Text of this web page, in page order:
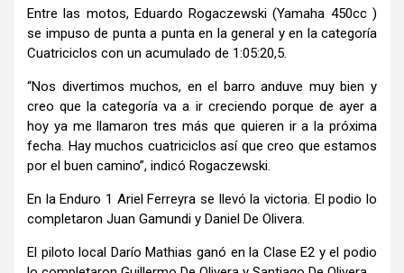
Entre las motos, Eduardo Rogaczewski (Yamaha 450cc )
se impuso de punta a punta en la general y en la categoría
Cuatriciclos con un acumulado de 1:05:20,5.
“Nos divertimos muchos, en el barro anduve muy bien y
creo que la categoría va a ir creciendo porque de ayer a
hoy ya me llamaron tres más que quieren ir a la próxima
fecha. Hay muchos cuatriciclos así que creo que estamos
por el buen camino”, indicó Rogaczewski.
En la Enduro 1 Ariel Ferreyra se llevó la victoria. El podio lo
completaron Juan Gamundi y Daniel De Olivera.
El piloto local Darío Mathias ganó en la Clase E2 y el podio